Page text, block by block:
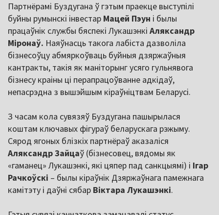
Партнёрамі Буздугана ў гэтым праекце выступілі
буйны румынскі інвестар Мацей Пэун і былы
працаўнік службы бяспекі Лукашэнкі Аляксандр
Міронаў. Наяўнасць такога лабіста дазволіла
бізнесоўцу абмяркоўваць буйныя дзяржаўныя
кантракты, такія як маніторынг усяго гульнявога
бізнесу краіны ці перапрацоўванне адкідаў,
непасрэдна з вышэйшым кіраўніцтвам Беларусі.
З часам кола сувязяў Буздугана пашырылася
коштам ключавых фігураў беларускага рэжыму.
Сярод ягоных блізкіх партнёраў аказаліся
Аляксандр Зайцаў (бізнесовец, вядомы як
«гаманец» Лукашэнкі, які цяпер пад санкцыямі) і Ігар
Рачкоўскі – былы кіраўнік Дзяржаўнага памежнага
камітэту і даўні сябар Віктара Лукашэнкі.